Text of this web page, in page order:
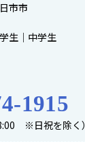
市市
生｜中学生
1915
※日祝を除く）